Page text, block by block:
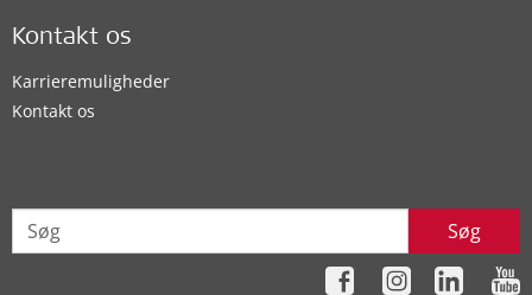
Kontakt os
Karrieremuligheder
Kontakt os
Søg